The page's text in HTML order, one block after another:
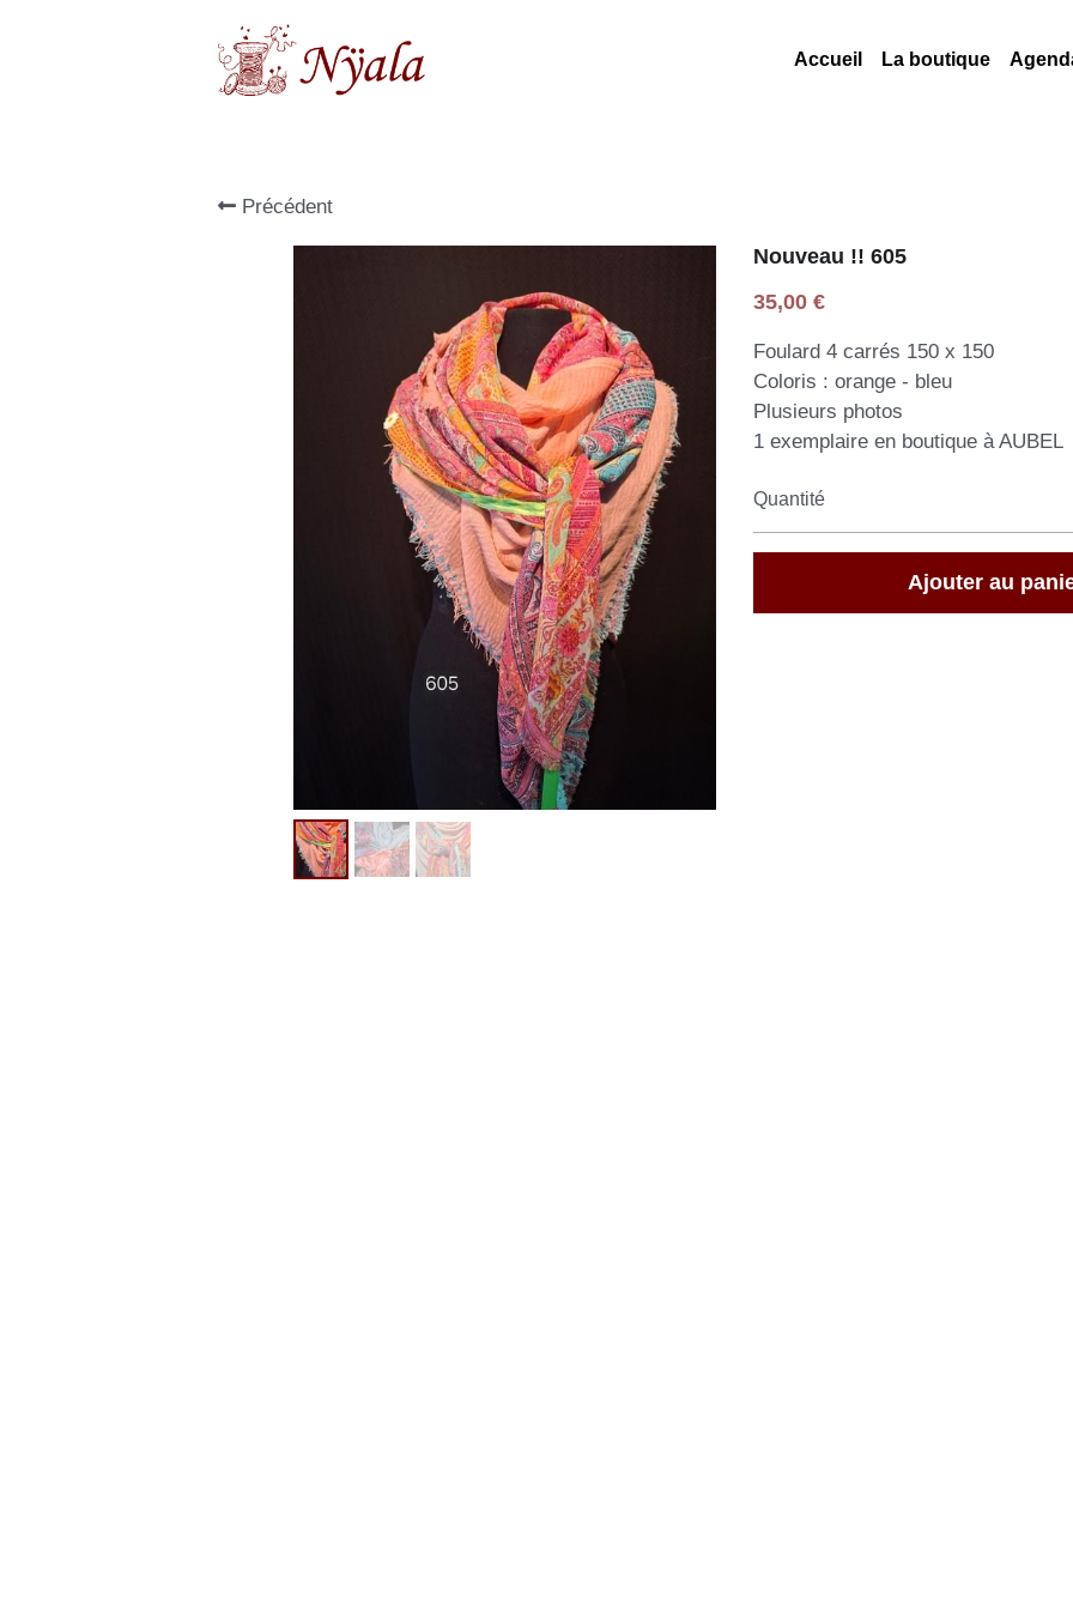
Accueil La boutique
Précédent
Nouveau !! 605
35,00 €
Foulard 4 carrés 150 x 150
Coloris : orange - bleu
Plusieurs photos
1 exemplaire en boutique à AUBEL
Quantité
Ajouter au